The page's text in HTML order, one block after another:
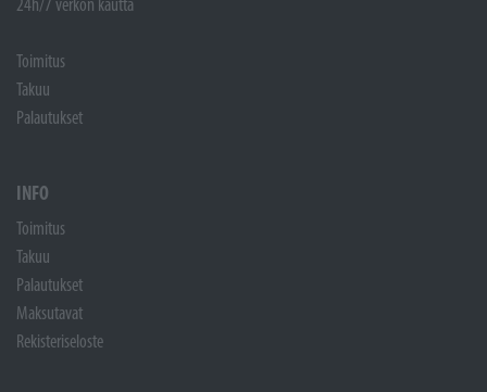
Toimitus
Takuu
Palautukset
INFO
Toimitus
Takuu
Palautukset
Maksutavat
Rekisteriseloste